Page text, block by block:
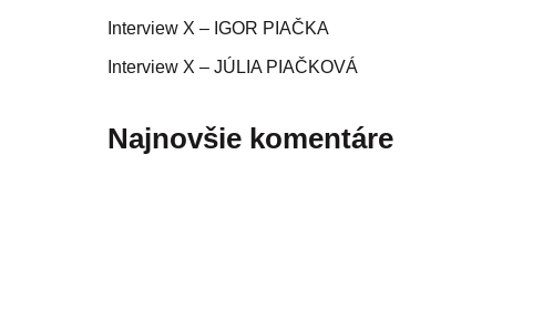
Interview X – IGOR PIAČKA
Interview X – JÚLIA PIAČKOVÁ
Najnovšie komentáre